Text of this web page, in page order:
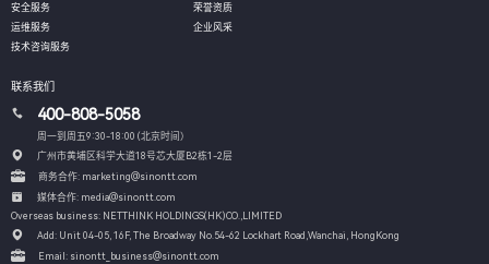
安全服务
运维服务
技术咨询服务
荣誉资质
企业风采
联系我们
400-808-5058
周一到周五9:30-18:00 (北京时间）
广州市黄埔区科学大道18号芯大厦B2栋1-2层
商务合作: marketing@sinontt.com
媒体合作: media@sinontt.com
Overseas business: NETTHINK HOLDINGS(HK)CO.,LIMITED
Add: Unit 04-05, 16F, The Broadway No.54-62 Lockhart Road, Wanchai, HongKong
Email: sinontt_business@sinontt.com